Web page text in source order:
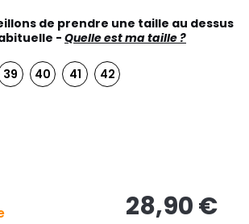
de prendre une taille au dessus
- Quelle est ma taille ?
39 40 41 42
28,90 €